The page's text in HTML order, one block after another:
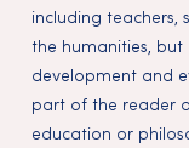
including teachers,
the humanities, but
development and
part of the reader
education or